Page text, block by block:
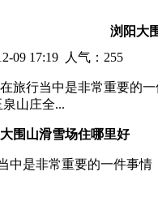
浏阳大
09 17:19 人气： 255
旅行当中是非常重要的
山庄全...
围山滑雪场住哪里好
中是非常重要的一件事